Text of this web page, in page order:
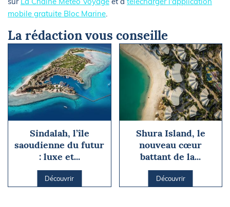
mobile gratuite Bloc Marine.
La rédaction vous conseille
Sindalah, l’île
saoudienne du futur
: luxe et...
Découvrir
Shura Island, le
nouveau cœur
battant de la...
Découvrir